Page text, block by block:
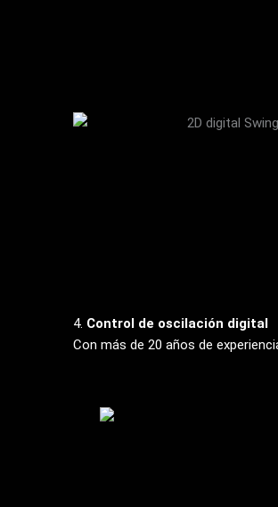
4. Control de oscilación digital
Con más de 20 años de